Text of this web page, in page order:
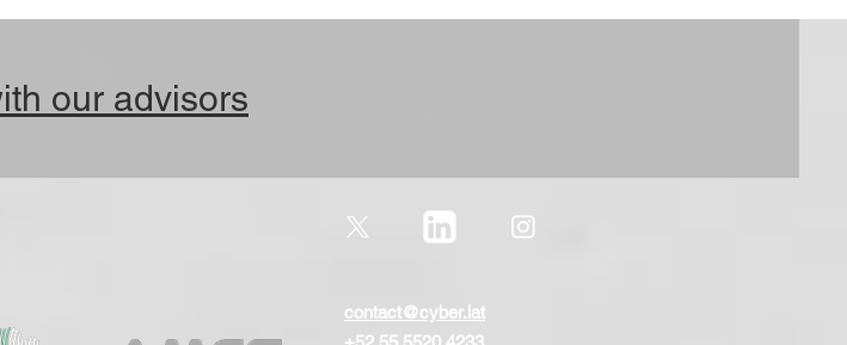
our advisors
contact@cyber.lat